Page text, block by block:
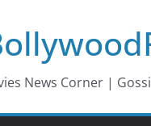
News Corner |